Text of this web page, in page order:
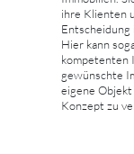
ihre Klienten
Entscheidung
Hier kann
kompetenten
gewünschte
eigene
Konzept zu